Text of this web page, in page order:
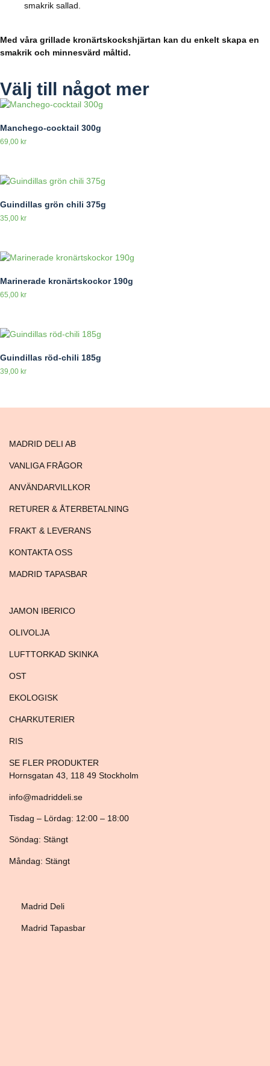
smakrik sallad.
Med våra grillade kronärtskockshjärtan kan du enkelt skapa en
smakrik och minnesvärd måltid.
Välj till något mer
Manchego-cocktail 300g
69,00 kr
Guindillas grön chili 375g
35,00 kr
Marinerade kronärtskockor 190g
65,00 kr
Guindillas röd-chili 185g
39,00 kr
MADRID DELI AB
VANLIGA FRÅGOR
ANVÄNDARVILLKOR
RETURER & ÅTERBETALNING
FRAKT & LEVERANS
KONTAKTA OSS
MADRID TAPASBAR
JAMON IBERICO
OLIVOLJA
LUFTTORKAD SKINKA
OST
EKOLOGISK
CHARKUTERIER
RIS
SE FLER PRODUKTER
Hornsgatan 43, 118 49 Stockholm
info@madriddeli.se
Tisdag – Lördag: 12:00 – 18:00
Söndag: Stängt
Måndag: Stängt
Madrid Deli
Madrid Tapasbar